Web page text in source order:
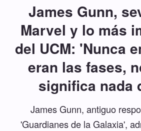
James Gunn,
Marvel y lo más
del UCM: 'Nunca
eran las fases,
significa nada
James Gunn, antiguo
'Guardianes de la Galaxia',